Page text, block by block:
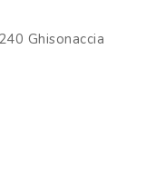
Ghisonaccia